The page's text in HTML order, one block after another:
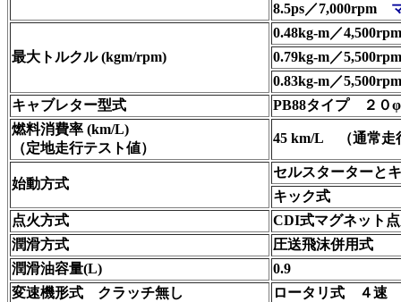
8.5ps／7,000rpm
最大トルクル (kgm/rpm)
0.48kg-m／
0.79kg-m／
0.83kg-m／5,500rpm
キャブレター型式
PB88タイプ
２０φ
燃料消費率 (km/L)
（定地走行テスト値）
45 km/L （通常
始動方式
セルスターターと
キック式
点火方式
CDI式マグネット
潤滑方式
圧送飛沫併用式
潤滑油容量(L)
0.9
変速機形式 クラッチ無し
ロータリ式 ４速